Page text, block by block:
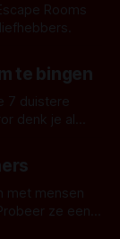
Rooms
te bingen
7 duistere
horror
tv-
met mensen
ze eens